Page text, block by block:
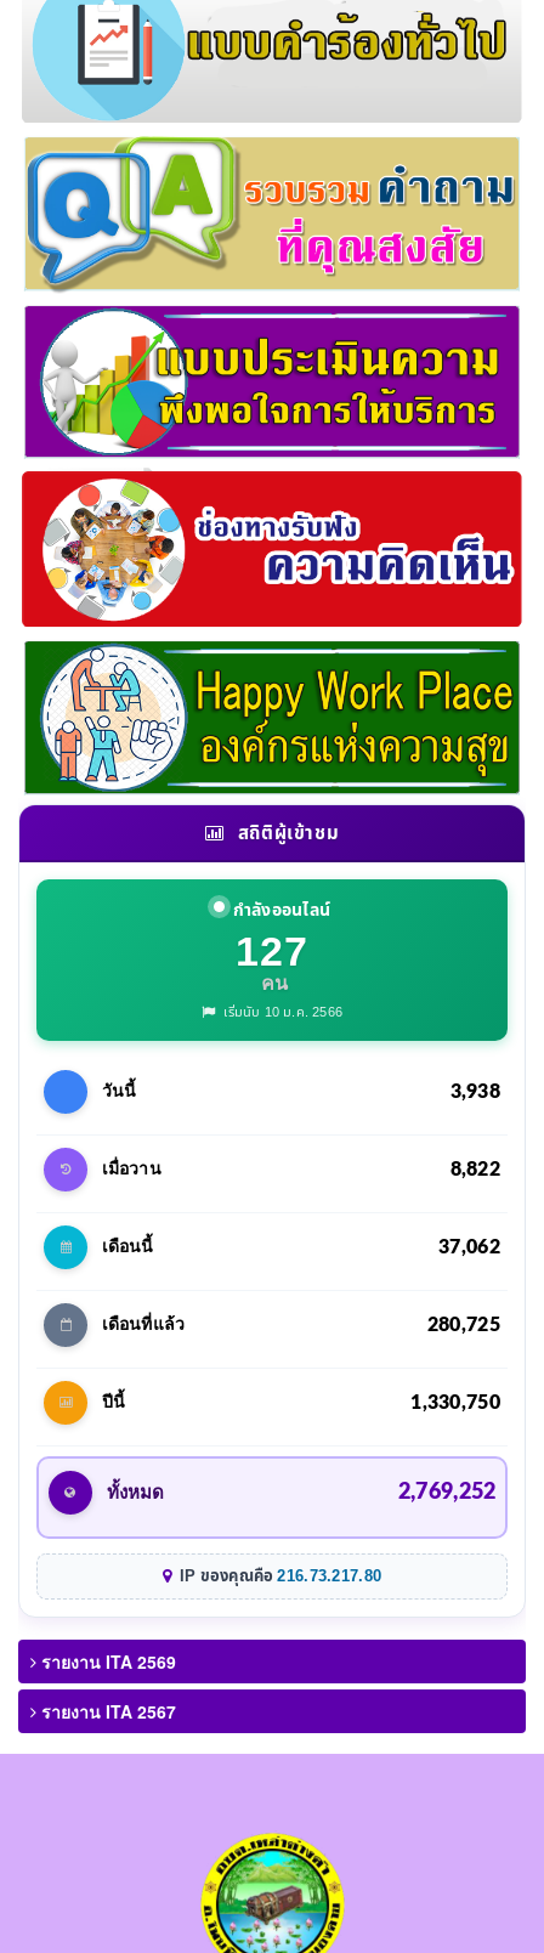
สถิติผู้เข้าชม
กำลังออนไลน์
127
คน
เริ่มนับ 10 ม.ค. 2566
วันนี้ 3,938
เมื่อวาน 8,822
เดือนนี้ 37,062
เดือนที่แล้ว 280,725
ปีนี้ 1,330,750
ทั้งหมด 2,769,252
IP ของคุณคือ216.73.217.80
รายงาน ITA 2569
รายงาน ITA 2567